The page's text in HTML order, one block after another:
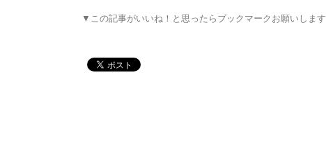
▼この記事がいいね！と思ったらブックマークお願いします